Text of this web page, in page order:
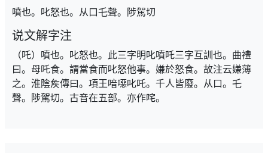
噴也。叱怒也。从口乇聲。陟駕切
说文解字注
（吒）噴也。叱怒也。此三字明叱噴吒三字互訓也。曲禮
曰。母吒食。謂當食而叱怒他事。嫌於怒食。故注云嫌薄
之。淮陰矦傳曰。項王喑噁叱吒。千人皆廢。从口。乇
聲。陟駕切。古音在五部。亦作咤。